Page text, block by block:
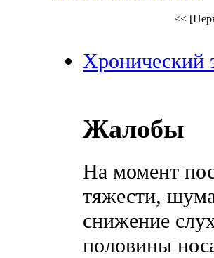
<<
Хронический
Жалобы
На момент
тяжести,
снижение
половины